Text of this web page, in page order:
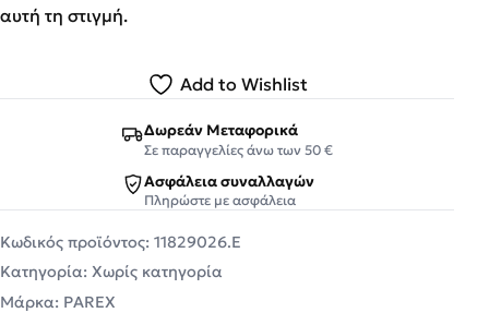
αυτή τη στιγμή.
Add to Wishlist
Δωρεάν Μεταφορικά
Σε παραγγελίες άνω των 50 €
Ασφάλεια συναλλαγών
Πληρώστε με ασφάλεια
Κωδικός προϊόντος: 11829026.E
Κατηγορία: Χωρίς κατηγορία
Μάρκα: PAREX